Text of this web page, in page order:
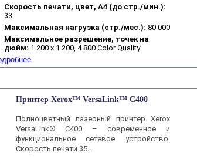
Скорость печати, цвет, А4 (до стр./мин.):
33
Максимальная нагрузка (стр./мес.): 80 000
Максимальное разрешение, точек на
дюйм: 1 200 x 1 200, 4 800 Color Quality
Принтер Xerox™ VersaLink™ C400
Полноцветный лазерный принтер Xerox
VersaLink® C400 – современное и
функциональное сетевое устройство.
Скорость печати 35…